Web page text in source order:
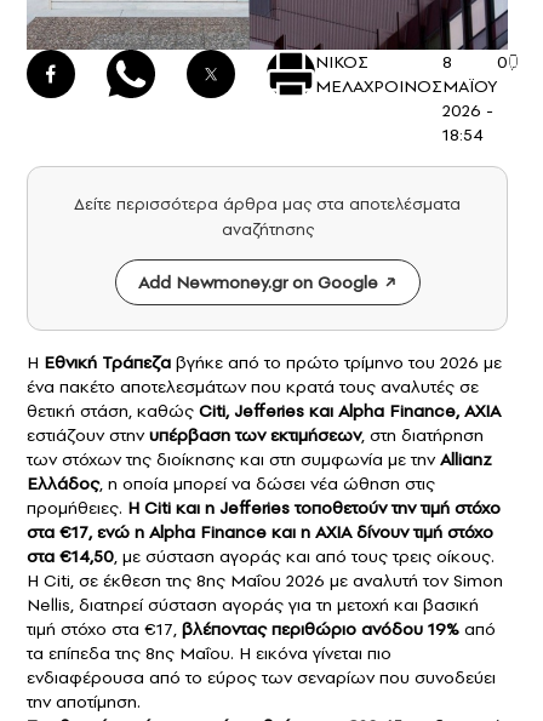
ΝΙΚΟΣ
ΜΕΛΑΧΡΟΙΝΟΣ
8
ΜΑΪΟΥ
2026 -
18:54
0
Δείτε περισσότερα άρθρα μας στα αποτελέσματα
αναζήτησης
Add Newmoney.gr on Google
Η Εθνική Τράπεζα βγήκε από το πρώτο τρίμηνο του 2026 με
ένα πακέτο αποτελεσμάτων που κρατά τους αναλυτές σε
θετική στάση, καθώς Citi, Jefferies και Alpha Finance, AXIA
εστιάζουν στηνυπέρβαση των εκτιμήσεων, στη διατήρηση
των στόχων της διοίκησης και στη συμφωνία με τηνAllianz
Ελλάδος, η οποία μπορεί να δώσει νέα ώθηση στις
προμήθειες. Η Citi και η Jefferies τοποθετούν την τιμή στόχο
στα €17, ενώ η Alpha Finance και η AXIA δίνουν τιμή στόχο
στα €14,50, με σύσταση αγοράς και από τους τρεις οίκους.
Η Citi, σε έκθεση της 8ης Μαΐου 2026 με αναλυτή τον Simon
Nellis, διατηρεί σύσταση αγοράς για τη μετοχή και βασική
τιμή στόχο στα €17, βλέποντας περιθώριο ανόδου 19% από
τα επίπεδα της 8ης Μαΐου. Η εικόνα γίνεται πιο
ενδιαφέρουσα από το εύρος των σεναρίων που συνοδεύει
την αποτίμηση.